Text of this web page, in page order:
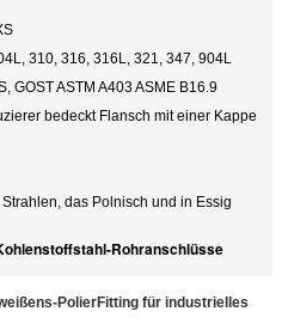
310, 316, 316L, 321, 347, 904L
GOST ASTM A403 ASME B16.9
bedeckt Flansch mit einer Kappe
das Polnisch und in Essig
Rohranschlüsse
PolierFitting für industrielles